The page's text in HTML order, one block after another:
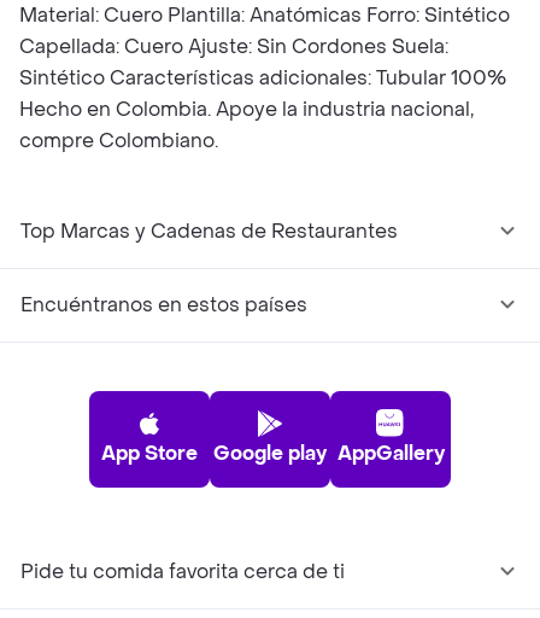
Material: Cuero Plantilla: Anatómicas Forro: Sintético
Capellada: Cuero Ajuste: Sin Cordones Suela:
Sintético Características adicionales: Tubular 100%
Hecho en Colombia. Apoye la industria nacional,
compre Colombiano.
Top Marcas y Cadenas de Restaurantes
Encuéntranos en estos países
App Store Google play AppGallery
Pide tu comida favorita cerca de ti